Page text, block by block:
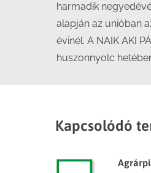
harmadik
alapján az unióban
évinél. A NAIK AKI
huszonnyolc
Kapcsolódó